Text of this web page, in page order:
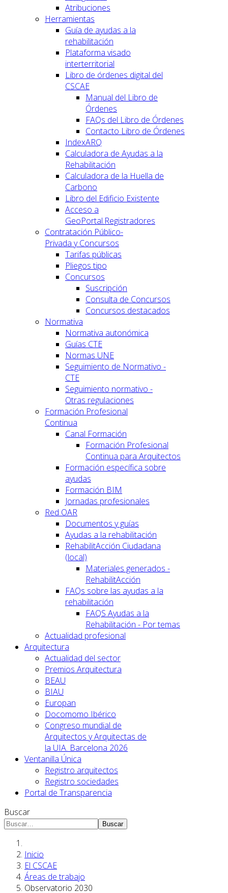
Atribuciones
Herramientas
Guía de ayudas a la
rehabilitación
Plataforma visado
interterritorial
Libro de órdenes digital del
CSCAE
Manual del Libro de
Órdenes
FAQs del Libro de Órdenes
Contacto Libro de Órdenes
IndexARQ
Calculadora de Ayudas a la
Rehabilitación
Calculadora de la Huella de
Carbono
Libro del Edificio Existente
Acceso a
GeoPortal.Registradores
Contratación Público-
Privada y Concursos
Tarifas públicas
Pliegos tipo
Concursos
Suscripción
Consulta de Concursos
Concursos destacados
Normativa
Normativa autonómica
Guías CTE
Normas UNE
Seguimiento de Normativo -
CTE
Seguimiento normativo -
Otras regulaciones
Formación Profesional
Continua
Canal Formación
Formación Profesional
Continua para Arquitectos
Formación específica sobre
ayudas
Formación BIM
Jornadas profesionales
Red OAR
Documentos y guías
Ayudas a la rehabilitación
RehabilitAcción Ciudadana
(local)
Materiales generados -
RehabilitAcción
FAQs sobre las ayudas a la
rehabilitación
FAQS Ayudas a la
Rehabilitación - Por temas
Actualidad profesional
Arquitectura
Actualidad del sector
Premios Arquitectura
BEAU
BIAU
Europan
Docomomo Ibérico
Congreso mundial de
Arquitectos y Arquitectas de
la UIA. Barcelona 2026
Ventanilla Única
Registro arquitectos
Registro sociedades
Portal de Transparencia
Buscar
Buscar
Inicio
El CSCAE
Áreas de trabajo
Observatorio 2030